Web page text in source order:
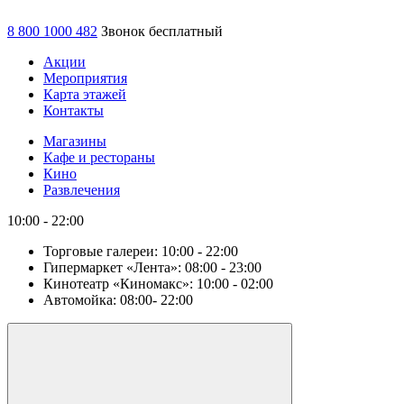
8 800 1000 482 Звонок бесплатный
Акции
Мероприятия
Карта этажей
Контакты
Магазины
Кафе и рестораны
Кино
Развлечения
10:00 - 22:00
Торговые галереи: 10:00 - 22:00
Гипермаркет «Лента»: 08:00 - 23:00
Кинотеатр «Киномакс»: 10:00 - 02:00
Автомойка: 08:00- 22:00